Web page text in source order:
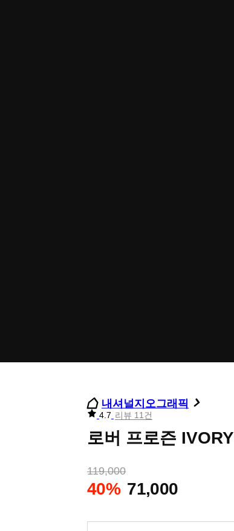
내셔널지오그래픽
리
별
점
4.7 리뷰 11건
로버 프로즌 IVORY
119,000
40% 71,000